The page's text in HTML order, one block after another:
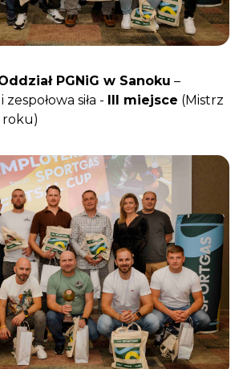
PGNiG w Sanoku –
siła - III miejsce (Mistrz
roku)